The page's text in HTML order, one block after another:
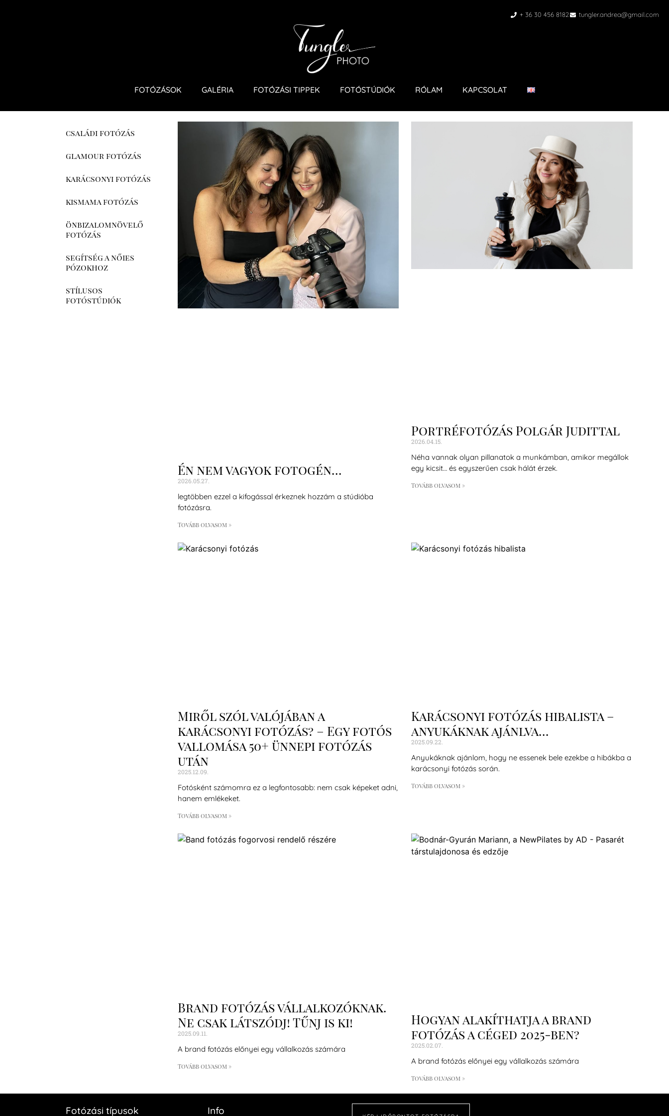
+ 36 30 456 8182 tungler.andrea@gmail.com
FOTÓZÁSOK GALÉRIA FOTÓZÁSI TIPPEK FOTÓSTÚDIÓK RÓLAM KAPCSOLAT
családi fotózás
glamour fotózás
karácsonyi fotózás
kismama fotózás
önbizalomnövelő
fotózás
segítség a nőies
pózokhoz
stílusos
fotóstúdiók
Én nem vagyok fotogén…
2026.05.27.
legtöbben ezzel a kifogással érkeznek hozzám a stúdióba
fotózásra.
Tovább olvasom »
Portréfotózás Polgár Judittal
2026.04.15.
Néha vannak olyan pillanatok a munkámban, amikor megállok
egy kicsit… és egyszerűen csak hálát érzek.
Tovább olvasom »
Miről szól valójában a
karácsonyi fotózás? – Egy fotós
vallomása 50+ ünnepi fotózás
után
2025.12.09.
Fotósként számomra ez a legfontosabb: nem csak képeket adni,
hanem emlékeket.
Tovább olvasom »
Karácsonyi fotózás hibalista –
anyukáknak ajánlva…
2025.09.22.
Anyukáknak ajánlom, hogy ne essenek bele ezekbe a hibákba a
karácsonyi fotózás során.
Tovább olvasom »
Brand fotózás vállalkozóknak.
Ne csak látszódj! Tűnj is ki!
2025.09.11.
A brand fotózás előnyei egy vállalkozás számára
Tovább olvasom »
Hogyan alakíthatja a brand
fotózás a céged 2025-ben?
2025.02.07.
A brand fotózás előnyei egy vállalkozás számára
Tovább olvasom »
Fotózási típusok Info